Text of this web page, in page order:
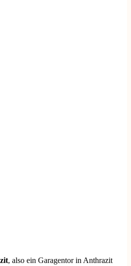
, also ein Garagentor in Anthrazit